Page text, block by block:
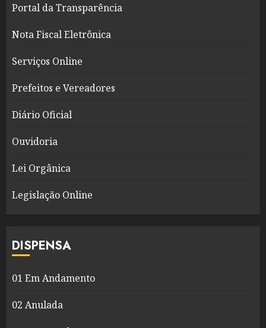
Portal da Transparência
Nota Fiscal Eletrônica
Serviços Online
Prefeitos e Vereadores
Diário Oficial
Ouvidoria
Lei Orgânica
Legislação Online
DISPENSA
01 Em Andamento
02 Anulada